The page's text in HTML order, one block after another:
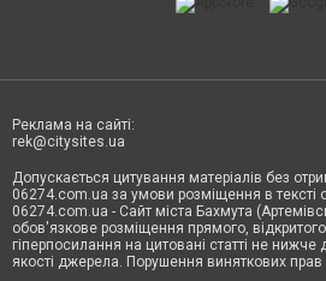
Реклама на сайті:
rek@citysites.ua
Допускається цитування матеріалів без
06274.com.ua за умови розміщення в тексті
06274.com.ua - Сайт міста Бахмута
обов'язкове розміщення прямого,
гіперпосилання на цитовані статті не нижче
якості джерела. Порушення виняткових